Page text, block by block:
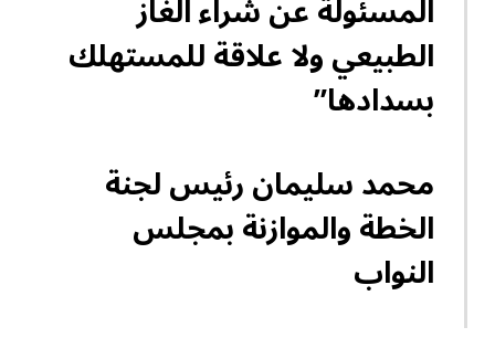
المسئولة عن شراء الغاز
الطبيعي ولا علاقة للمستهلك
بسدادها”
محمد سليمان رئيس لجنة
الخطة والموازنة بمجلس
النواب